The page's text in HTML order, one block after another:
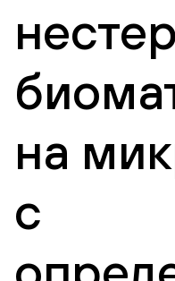
на
с